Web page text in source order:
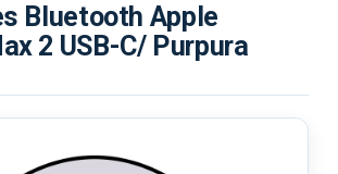
Bluetooth Apple
2 USB-C/ Purpura